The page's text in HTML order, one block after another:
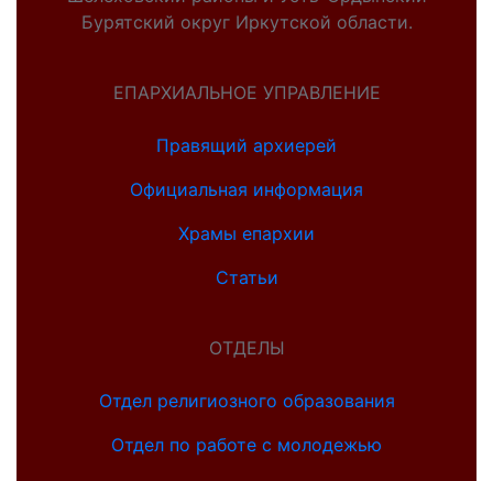
Бурятский округ Иркутской области.
ЕПАРХИАЛЬНОЕ УПРАВЛЕНИЕ
Правящий архиерей
Официальная информация
Храмы епархии
Статьи
ОТДЕЛЫ
Отдел религиозного образования
Отдел по работе с молодежью